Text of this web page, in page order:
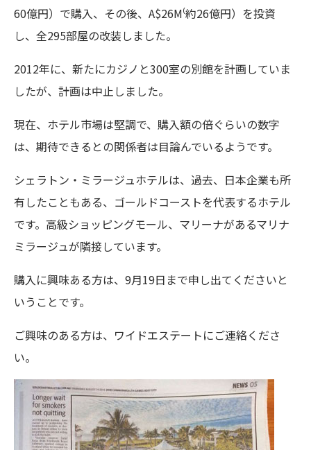
60億円）で購入、その後、A$26M⁽約26億円）を投資
し、全295部屋の改装しました。
2012年に、新たにカジノと300室の別館を計画していま
したが、計画は中止しました。
現在、ホテル市場は堅調で、購入額の倍ぐらいの数字
は、期待できるとの関係者は目論んでいるようです。
シェラトン・ミラージュホテルは、過去、日本企業も所
有したこともある、ゴールドコーストを代表するホテル
です。高級ショッピングモール、マリーナがあるマリナ
ミラージュが隣接しています。
購入に興味ある方は、9月19日まで申し出てくださいと
いうことです。
ご興味のある方は、ワイドエステートにご連絡くださ
い。